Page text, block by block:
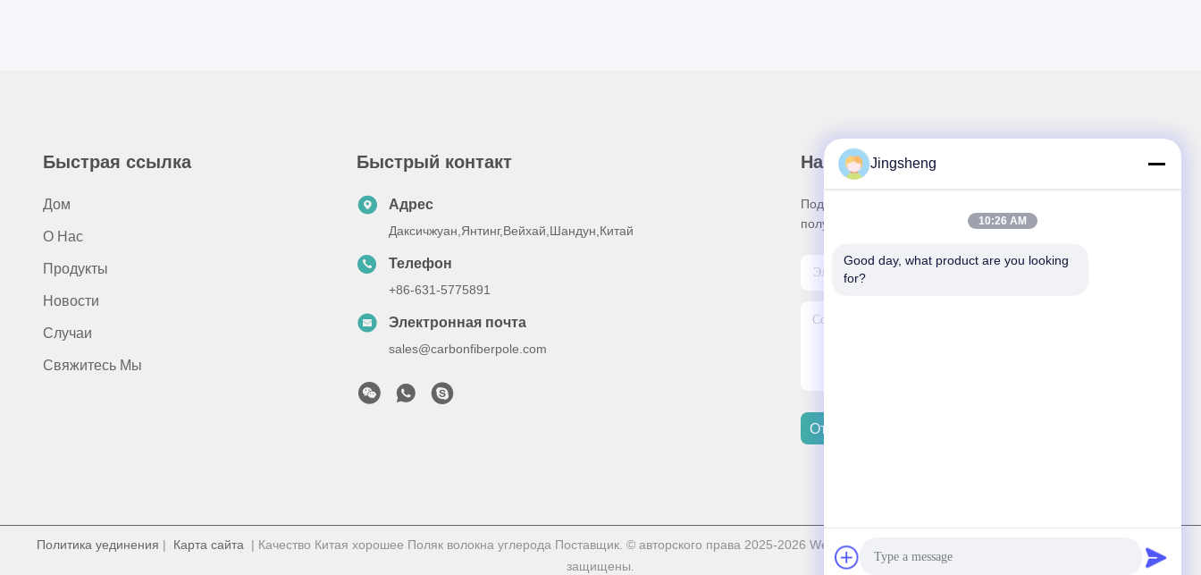
Быстрая ссылка
Дом
О Нас
Продукты
Новости
Случаи
Свяжитесь Мы
Быстрый контакт
Адрес
Даксичжуан,Янтинг,Вейхай,Шандун,Китай
Телефон
+86-631-5775891
Электронная почта
sales@carbonfiberpole.com
Наш бюллетень
Подпишитесь на нашу информационную рассылку для
получения скидок и прочего.
Отправить Электронную Почту
Политика уединения | Карта сайта | Качество Китая хорошее Поляк волокна углерода Поставщик. © авторского права 2025-2026 Weihai Jingsheng Carbon Fiber Products Co., Ltd. . Все права
защищены.
Jingsheng
10:26 AM
Good day, what product are you looking
for?